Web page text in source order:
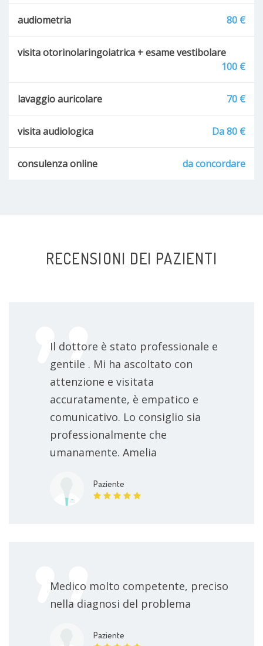
audiometria 80 €
visita otorinolaringoiatrica + esame vestibolare
100 €
lavaggio auricolare 70 €
visita audiologica Da 80 €
consulenza online da concordare
RECENSIONI DEI PAZIENTI
Il dottore è stato professionale e
gentile . Mi ha ascoltato con
attenzione e visitata
accuratamente, è empatico e
comunicativo. Lo consiglio sia
professionalmente che
umanamente. Amelia
Paziente
Medico molto competente, preciso
nella diagnosi del problema
Paziente